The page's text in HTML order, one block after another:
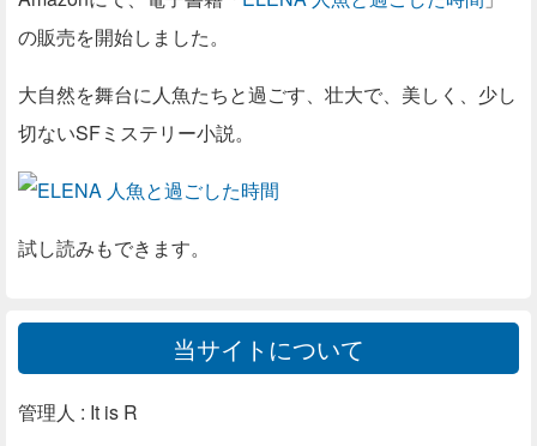
の販売を開始しました。
大自然を舞台に人魚たちと過ごす、壮大で、美しく、少し
切ないSFミステリー小説。
試し読みもできます。
当サイトについて
管理人 : It is R